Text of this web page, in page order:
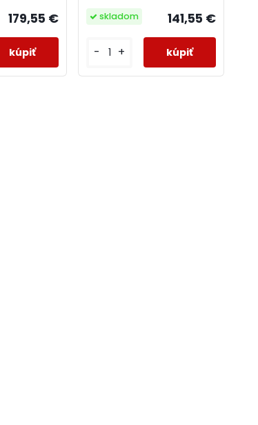
179,55 € 141,55 €
- +
skladom